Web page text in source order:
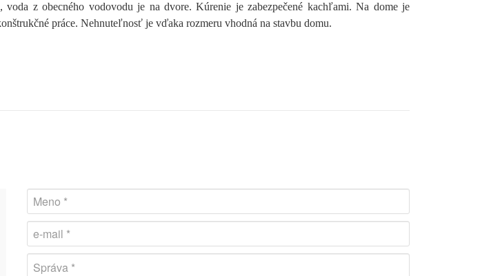
voda z obecného vodovodu je na dvore. Kúrenie je zabezpečené kachľami. Na dome je
práce. Nehnuteľnosť je vďaka rozmeru vhodná na stavbu domu.